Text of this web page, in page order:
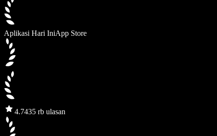
Aplikasi Hari IniApp Store
4.7435 rb ulasan